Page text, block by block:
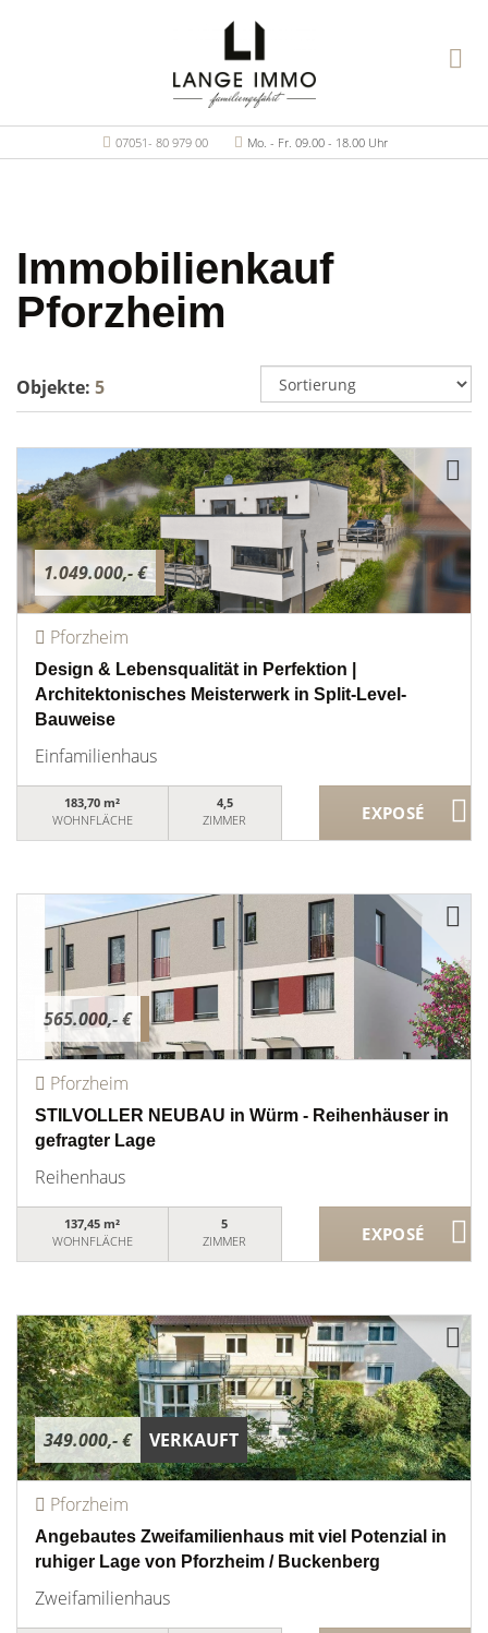
07051- 80 979 00 Mo. - Fr. 09.00 - 18.00 Uhr
Immobilienkauf
Pforzheim
Objekte: 5
1.049.000,- €
Pforzheim
Design & Lebensqualität in Perfektion |
Architektonisches Meisterwerk in Split-Level-
Bauweise
Einfamilienhaus
183,70 m²
WOHNFLÄCHE
4,5
ZIMMER
565.000,- €
Pforzheim
STILVOLLER NEUBAU in Würm - Reihenhäuser in
gefragter Lage
Reihenhaus
137,45 m²
WOHNFLÄCHE
5
ZIMMER
349.000,- € VERKAUFT
Pforzheim
Angebautes Zweifamilienhaus mit viel Potenzial in
ruhiger Lage von Pforzheim / Buckenberg
Zweifamilienhaus